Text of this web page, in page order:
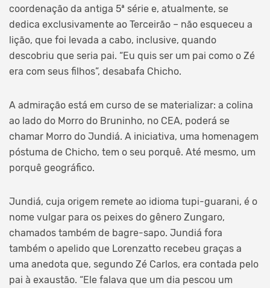
coordenação da antiga 5ª série e, atualmente, se
dedica exclusivamente ao Terceirão – não esqueceu a
lição, que foi levada a cabo, inclusive, quando
descobriu que seria pai. “Eu quis ser um pai como o Zé
era com seus filhos”, desabafa Chicho.
A admiração está em curso de se materializar: a colina
ao lado do Morro do Bruninho, no CEA, poderá se
chamar Morro do Jundiá. A iniciativa, uma homenagem
póstuma de Chicho, tem o seu porquê. Até mesmo, um
porquê geográfico.
Jundiá, cuja origem remete ao idioma tupi-guarani, é o
nome vulgar para os peixes do gênero Zungaro,
chamados também de bagre-sapo. Jundiá fora
também o apelido que Lorenzatto recebeu graças a
uma anedota que, segundo Zé Carlos, era contada pelo
pai à exaustão. “Ele falava que um dia pescou um